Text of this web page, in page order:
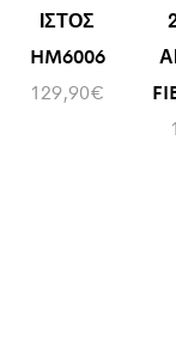
ΙΣΤΟΣ
HM6006
129,90€